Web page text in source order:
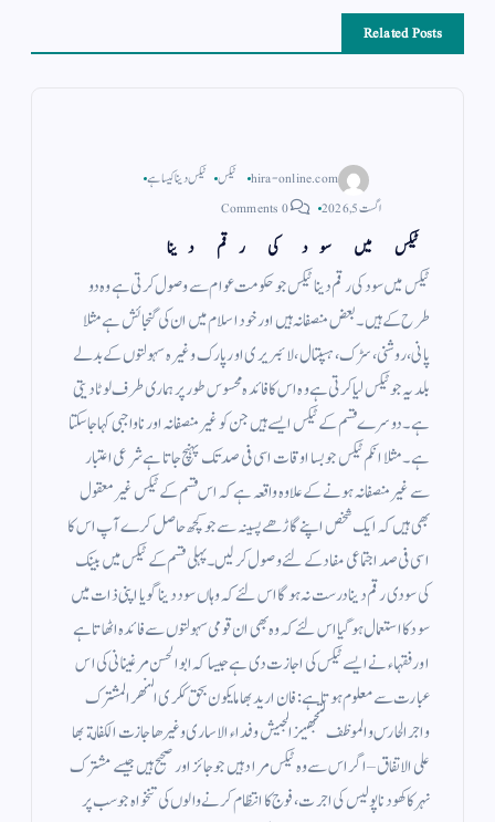
Related Posts
hira-online.com ٹیکس ٹیکس دینا کیسا ہے
اگست 5, 2026
0 Comments
ٹیکس میں سود کی رقم دینا
ٹیکس میں سود کی رقم دینا ٹیکس جو حکومت عوام سے وصول کرتی ہے وہ دو
طرح کے ہیں ۔ بعض منصفانہ ہیں اور خود اسلام میں ان کی گنجائش ہے مثلا
پانی ، روشنی ، سڑک ، ہسپتال ، لائبریری اور پارک وغیرہ سہولتوں کے بدلے
بلدیہ جو ٹیکس لیا کرتی ہے وہ اس کا فائدہ محسوس طور پر ہماری طرف لوٹا دیتی
ہے ۔ دوسرے قسم کے ٹیکس ایسے ہیں جن کو غیر منصفانہ اور ناواجبی کہا جاسکتا
ہے ۔ مثلا انکم ٹیکس جو بسا اوقات اسی فی صد تک پہنچ جاتا ہے شرعی اعتبار
سے غیر منصفانہ ہونے کے علاوہ واقعہ ہے کہ اس قسم کے ٹیکس غیر معقول
بھی ہیں کہ ایک شخص اپنے گاڑھے پسینہ سے جو کچھ حاصل کرے آپ اس کا
اسی فی صد اجتماعی مفاد کے لئے وصول کر لیں۔ پہلی قسم کے ٹیکس میں بینک
کی سودی رقم دینا درست نہ ہو گا اس لئے کہ وہاں سود دینا گویا اپنی ذات میں
سود کا استعمال ہوگیا اس لئے کہ وہ بھی ان قومی سہولتوں سے فائدہ اٹھاتا ہے
اور فقہاء نے ایسے ٹیکس کی اجازت دی ہے جیسا کہ ابوالحسن مرغینانی کی اس
عبارت سے معلوم ہوتا ہے : فان اريد بها ما يكون بحق ككرى النهر المشترك
واجر الحارس والموظف لتجهيز الجيش وفداء الاسارى وغيرها جازت الكفالة بها
على الاتفاق – اگر اس سے وہ ٹیکس مراد ہیں جو جائز اور صحیح ہیں جیسے مشترک
نہر کا کھودنا پولیس کی اجرت ، فوج کا انتظام کرنے والوں کی تنخواہ جو سب پر